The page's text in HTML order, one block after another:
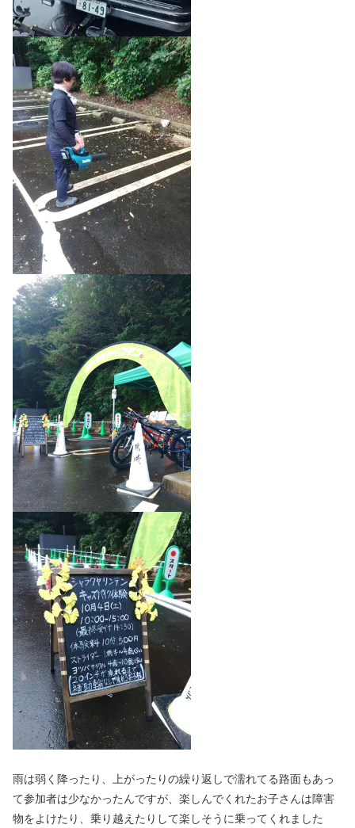
雨は弱く降ったり、上がったりの繰り返しで濡れてる路面もあっ
て参加者は少なかったんですが、楽しんでくれたお子さんは障害
物をよけたり、乗り越えたりして楽しそうに乗ってくれました